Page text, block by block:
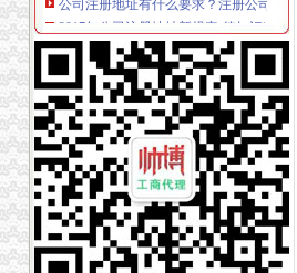
2017年公司注册地址新规定-律知识|华律
注册深圳公司注册地址有要求吗-深圳创
公司注册的地址要求[好网角文章收]
2017年公司注册地址_企业注册地址要求-
提供真实注册地址公司注册地址的要求
【融资租赁公司注册公司注册地址要求
北京公司注册地址要求.docx
在上海投资外资公司注册地址要求-上海
【融资租赁公司注册地址要求】-中国服
北京公司注册代理：注册公司地址需要
公司注册对注册地址有什么要求-资质管家
公司注册地址要求_公司注册地址_提供